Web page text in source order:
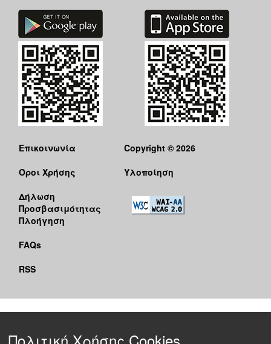
Επικοινωνία
Όροι Χρήσης
Δήλωση
Προσβασιμότητας
Πλοήγηση
FAQs
RSS
Copyright © 2026
Υλοποίηση